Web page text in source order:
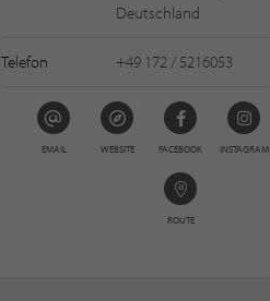
Deutschland
Telefon +49 172 / 5216053
EMAIL WEBSITE FACEBOOK INSTAGRAM
ROUTE